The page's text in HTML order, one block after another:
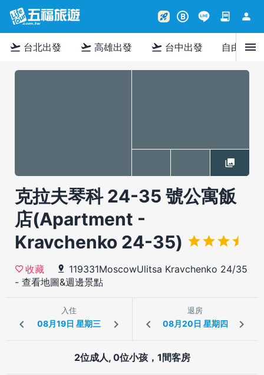
rocket_launch B contract person
flight_takeoff 台北出發 flight_takeoff 高雄出發 flight_takeoff 台中出發 自由行menu
克拉夫琴科 24-35 號公寓飯
店(Apartment -
Kravchenko 24-35)
收藏
119331MoscowUlitsa Kravchenko 24/35
- 查看地圖&週邊景點
入住 退房
2位成人, 0位小孩，1間客房